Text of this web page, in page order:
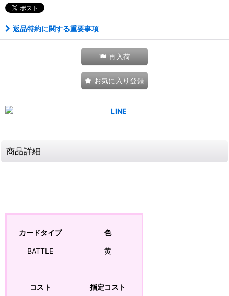
返品特約に関する重要事項
再入荷
お気に入り登録
商品詳細
カードタイプ
BATTLE
色
黄
コスト 指定コスト